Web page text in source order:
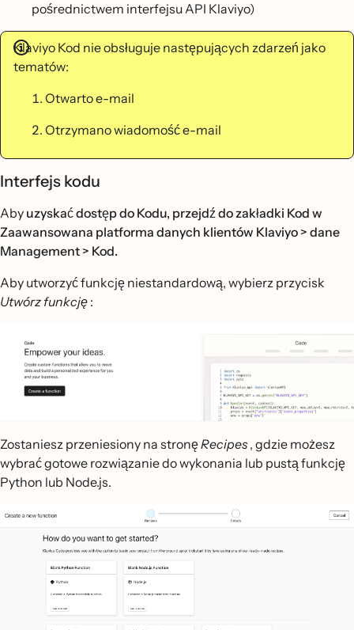
pośrednictwem interfejsu API Klaviyo)
Klaviyo Kod nie obsługuje następujących zdarzeń jako
tematów:
Otwarto e-mail
Otrzymano wiadomość e-mail
Interfejs kodu
Aby uzyskać dostęp do Kodu, przejdź do zakładki Kod w
Zaawansowana platforma danych klientów Klaviyo > dane
Management > Kod.
Aby utworzyć funkcję niestandardową, wybierz przycisk
Utwórz funkcję :
Zostaniesz przeniesiony na stronęRecipes, gdzie możesz
wybrać gotowe rozwiązanie do wykonania lub pustą funkcję
Python lub Node.js.